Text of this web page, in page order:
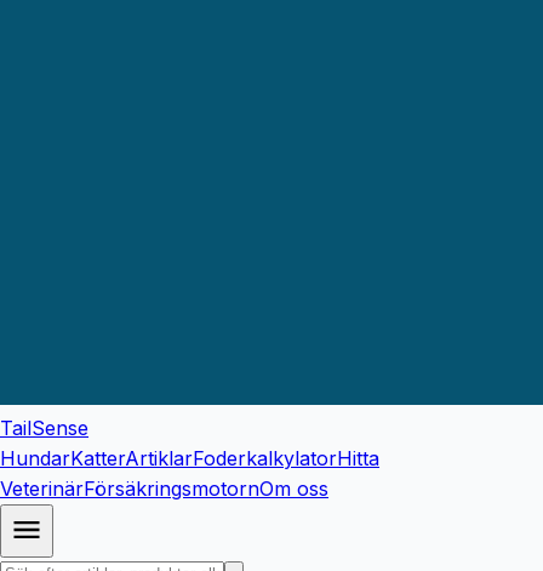
TailSense
HundarKatterArtiklarFoderkalkylatorHitta
VeterinärFörsäkringsmotornOm oss